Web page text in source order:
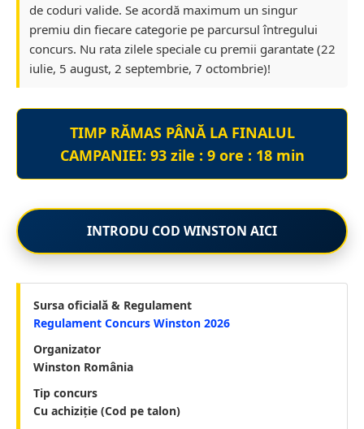
de coduri valide. Se acordă maximum un singur
premiu din fiecare categorie pe parcursul întregului
concurs. Nu rata zilele speciale cu premii garantate (22
iulie, 5 august, 2 septembrie, 7 octombrie)!
TIMP RĂMAS PÂNĂ LA FINALUL
CAMPANIEI: 93 zile : 9 ore : 18 min
INTRODU COD WINSTON AICI
Sursa oficială & Regulament
Regulament Concurs Winston 2026
Organizator
Winston România
Tip concurs
Cu achiziție (Cod pe talon)